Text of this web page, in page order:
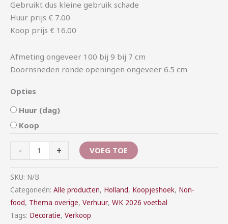
Gebruikt dus kleine gebruik schade
Huur prijs € 7.00
Koop prijs € 16.00
Afmeting ongeveer 100 bij 9 bij 7 cm
Doornsneden ronde openingen ongeveer 6.5 cm
Opties
Huur (dag)
Koop
- + VOEG TOE
SKU: N/B
Categorieën: Alle producten, Holland, Koopjeshoek, Non-
food, Thema overige, Verhuur, WK 2026 voetbal
Tags: Decoratie, Verkoop